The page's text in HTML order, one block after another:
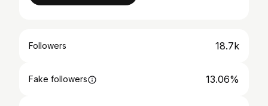
Followers 18.7k
Fake followers 13.06%